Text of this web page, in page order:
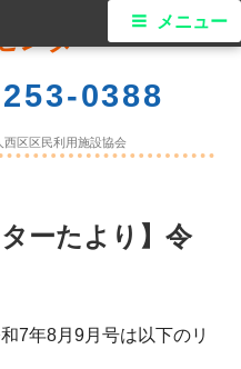
ンター
0388
区区民利用施設協会
メニュー
ターたより】令
7年8月9月号は以下のリ